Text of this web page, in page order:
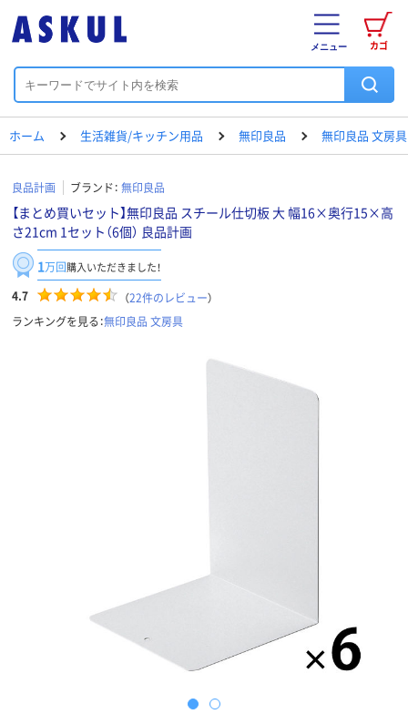
カゴ
メニュー
ホーム 生活雑貨/キッチン用品 無印良品 無印良品 文房具
良品計画 ブランド： 無印良品
【まとめ買いセット】無印良品 スチール仕切板 大 幅16×奥行15×高
さ21cm 1セット（6個） 良品計画
1万回購入いただきました！
4.7 （22件のレビュー）
ランキングを見る：無印良品 文房具